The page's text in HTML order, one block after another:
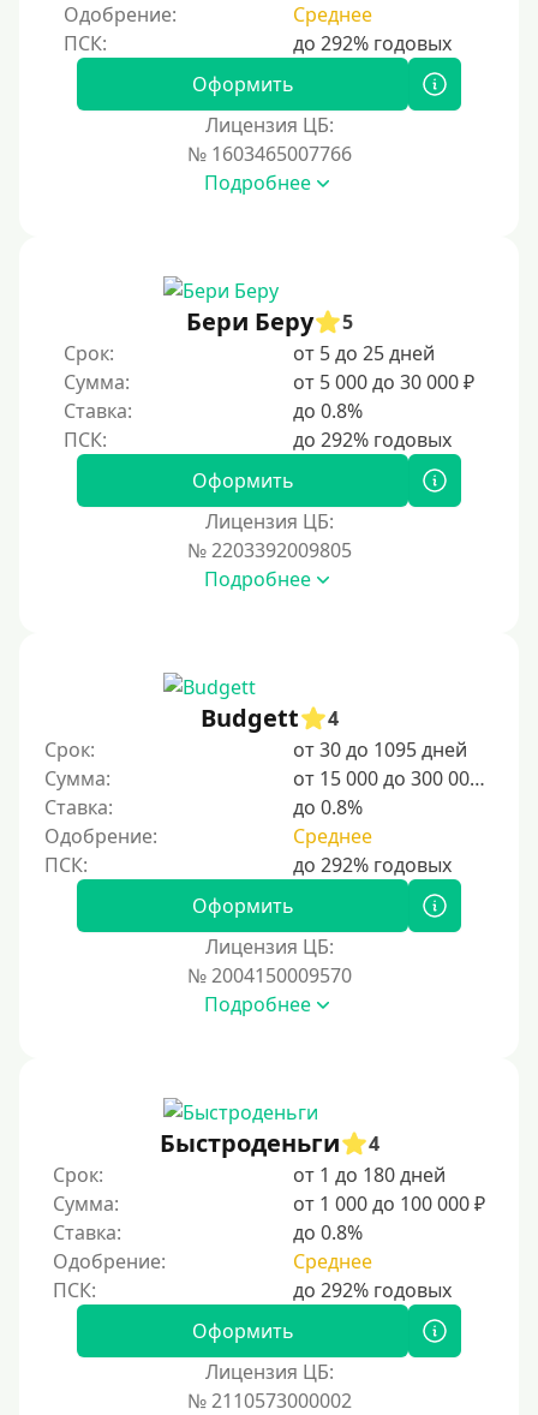
Одобрение:
Среднее
Оформить
Лицензия ЦБ:
№ 1603465007766
Подробнее
Бери Беру
5
Срок:
от 5 до 25 дней
Сумма:
от 5 000 до 30 000 ₽
Ставка:
до 0.8%
Оформить
Лицензия ЦБ:
№ 2203392009805
Подробнее
Budgett
4
Срок:
от 30 до 1095 дней
Сумма:
от 15 000 до 300 000 ₽
Ставка:
до 0.8%
Одобрение:
Среднее
Оформить
Лицензия ЦБ:
№ 2004150009570
Подробнее
Быстроденьги
4
Срок:
от 1 до 180 дней
Сумма:
от 1 000 до 100 000 ₽
Ставка:
до 0.8%
Одобрение:
Среднее
Оформить
Лицензия ЦБ:
№ 2110573000002